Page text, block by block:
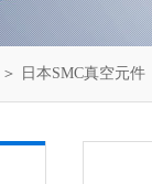
日本SMC真空元件